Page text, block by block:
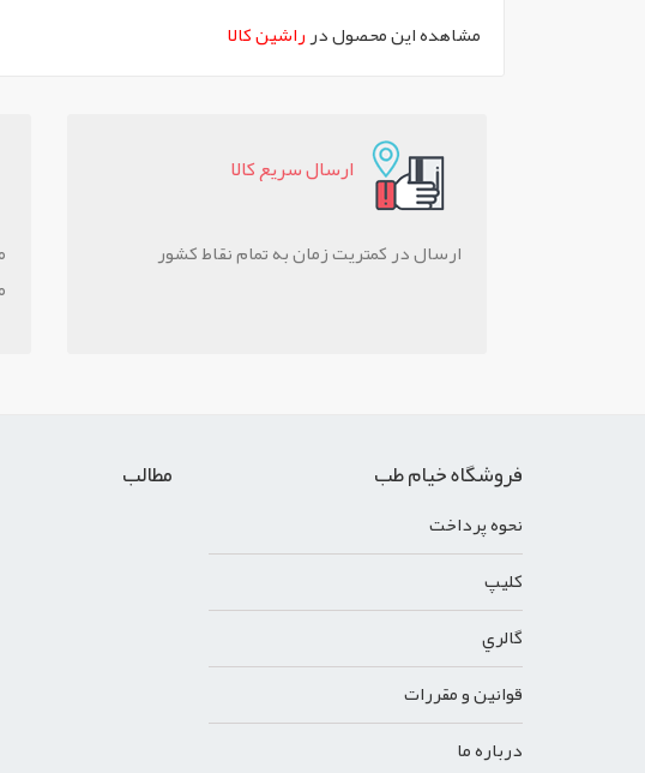
مشاهده این محصول درراشین کالا
ارسال سريع کالا
ارسال در کمتریت زمان به تمام نقاط کشور
فروشگاه خیام طب
نحوه پرداخت
کليپ
گالري
قوانين و مقررات
درباره ما
مطالب